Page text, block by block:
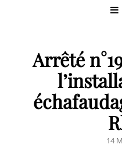
Arrêté
14